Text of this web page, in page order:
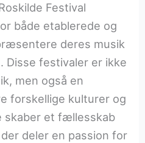
Festival
både etablerede og
deres musik
Disse festivaler er ikke
men også en
forskellige kulturer og
skaber et fællesskab
deler en passion for